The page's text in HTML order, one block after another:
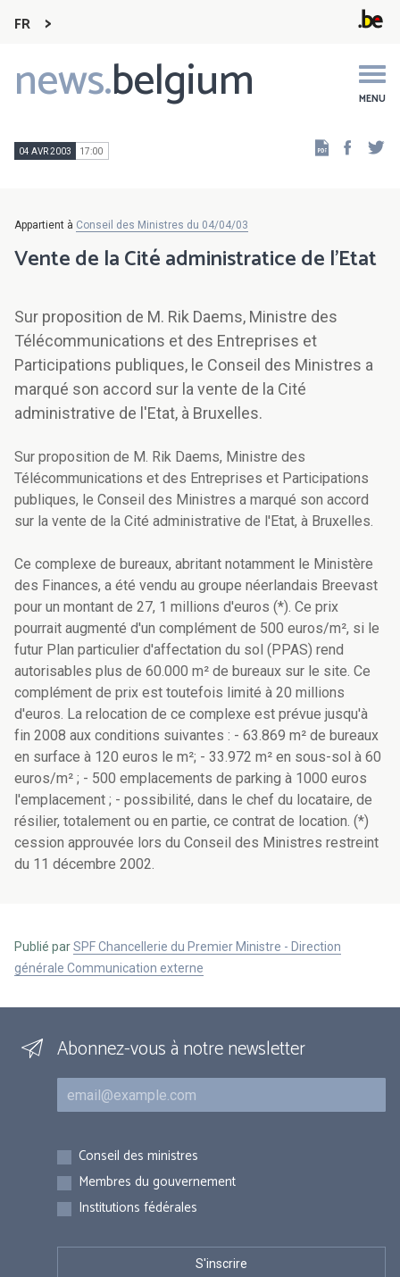
FR
news.belgium MENU
Main
navigation
04 AVR 2003 17:00
Appartient à Conseil des Ministres du 04/04/03
Vente de la Cité administratice de l'Etat
Sur proposition de M. Rik Daems, Ministre des
Télécommunications et des Entreprises et
Participations publiques, le Conseil des Ministres a
marqué son accord sur la vente de la Cité
administrative de l'Etat, à Bruxelles.
Sur proposition de M. Rik Daems, Ministre des
Télécommunications et des Entreprises et Participations
publiques, le Conseil des Ministres a marqué son accord
sur la vente de la Cité administrative de l'Etat, à Bruxelles.
Ce complexe de bureaux, abritant notamment le Ministère
des Finances, a été vendu au groupe néerlandais Breevast
pour un montant de 27, 1 millions d'euros (*). Ce prix
pourrait augmenté d'un complément de 500 euros/m², si le
futur Plan particulier d'affectation du sol (PPAS) rend
autorisables plus de 60.000 m² de bureaux sur le site. Ce
complément de prix est toutefois limité à 20 millions
d'euros. La relocation de ce complexe est prévue jusqu'à
fin 2008 aux conditions suivantes : - 63.869 m² de bureaux
en surface à 120 euros le m²; - 33.972 m² en sous-sol à 60
euros/m² ; - 500 emplacements de parking à 1000 euros
l'emplacement ; - possibilité, dans le chef du locataire, de
résilier, totalement ou en partie, ce contrat de location. (*)
cession approuvée lors du Conseil des Ministres restreint
du 11 décembre 2002.
Publié parSPF Chancellerie du Premier Ministre - Direction
générale Communication externe
Abonnez-vous à notre newsletter
Courriel
Inscriptions
Conseil des ministres
Membres du gouvernement
Institutions fédérales